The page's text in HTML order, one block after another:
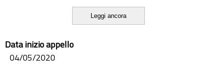
sociologia della musica
Leggi ancora
Data inizio appello
04/05/2020